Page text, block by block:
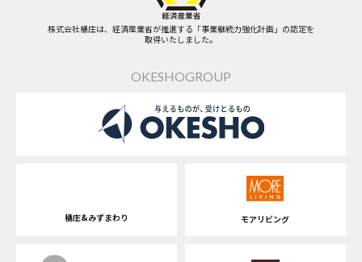
株式会社桶庄は、経済産業省が推進する「事業継続力強化計画」の認定を
取得いたしました。
OKESHOGROUP
桶庄&みずまわり モアリビング